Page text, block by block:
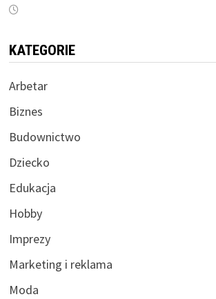
KATEGORIE
Arbetar
Biznes
Budownictwo
Dziecko
Edukacja
Hobby
Imprezy
Marketing i reklama
Moda